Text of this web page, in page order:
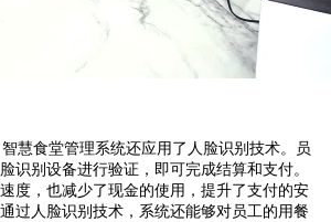
慧食堂管理系统还应用了人脸识别技术。员
识别设备进行验证，即可完成结算和支付。
度，也减少了现金的使用，提升了支付的安
过人脸识别技术，系统还能够对员工的用餐